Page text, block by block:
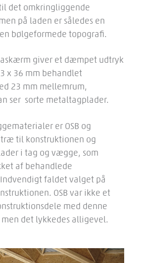
det omkringliggende
på laden er således en
bølgeformede topografi.
giver et dæmpet udtryk
x 36 mm behandlet
23 mm mellemrum,
ser sorte metaltagplader.
er OSB og
til konstruktionen og
i tag og vægge, som
af behandlede
faldet valget på
OSB var ikke et
med denne
det lykkedes alligevel.